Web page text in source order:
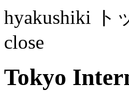
hyakushiki ト
close
Tokyo